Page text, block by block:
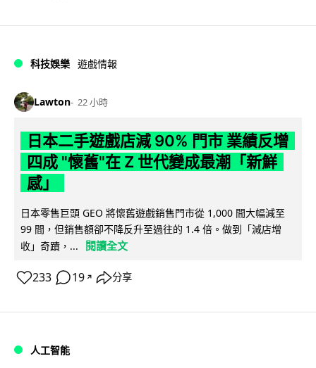
科技娛樂 遊戲情報
Lawton 22 小時
日本二手遊戲店減 90% 門市 業績反增
四成 "懷舊"在 Z 世代變成最潮「新鮮
感」
日本零售巨頭 GEO 將懷舊遊戲銷售門市從 1,000 間大幅減至
99 間，但銷售額卻不降反升至過往的 1.4 倍。做到「減店增
收」奇蹟，...
閱讀全文
233 19 ↗ 分享
人工智能